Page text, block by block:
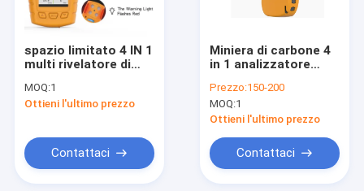
spazio limitato 4 IN 1
multi rivelatore di
rivelatore di gas
tossico su accurato
MOQ:1
Ottieni l'ultimo prezzo
Contattaci
Miniera di carbone 4
in 1 analizzatore
tossico combustibile
del monitor del gas
Prezzo:150-200
MOQ:1
Ottieni l'ultimo prezzo
Contattaci